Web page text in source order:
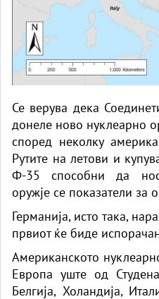
Се верува дека
донеле ново нуклеарно
според неколку
Рутите на летови и
Ф-35 способни да
оружје се показатели за
Германија, исто така,
првиот ќе биде
Американското
Европа уште од
Белгија, Холандија,